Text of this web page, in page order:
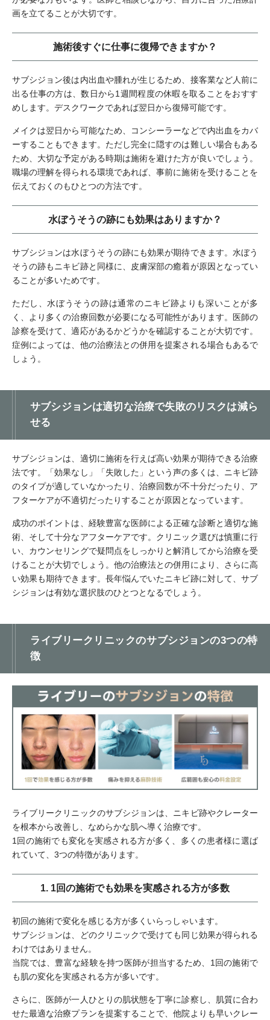
画を立てることが大切です。
施術後すぐに仕事に復帰できますか？
サブシジョン後は内出血や腫れが生じるため、接客業など人前に
出る仕事の方は、数日から1週間程度の休暇を取ることをおすす
めします。デスクワークであれば翌日から復帰可能です。
メイクは翌日から可能なため、コンシーラーなどで内出血をカバ
ーすることもできます。ただし完全に隠すのは難しい場合もある
ため、大切な予定がある時期は施術を避けた方が良いでしょう。
職場の理解を得られる環境であれば、事前に施術を受けることを
伝えておくのもひとつの方法です。
水ぼうそうの跡にも効果はありますか？
サブシジョンは水ぼうそうの跡にも効果が期待できます。水ぼう
そうの跡もニキビ跡と同様に、皮膚深部の癒着が原因となってい
ることが多いためです。
ただし、水ぼうそうの跡は通常のニキビ跡よりも深いことが多
く、より多くの治療回数が必要になる可能性があります。医師の
診察を受けて、適応があるかどうかを確認することが大切です。
症例によっては、他の治療法との併用を提案される場合もあるで
しょう。
サブシジョンは適切な治療で失敗のリスクは減ら
せる
サブシジョンは、適切に施術を行えば高い効果が期待できる治療
法です。「効果なし」「失敗した」という声の多くは、ニキビ跡
のタイプが適していなかったり、治療回数が不十分だったり、ア
フターケアが不適切だったりすることが原因となっています。
成功のポイントは、経験豊富な医師による正確な診断と適切な施
術、そして十分なアフターケアです。クリニック選びは慎重に行
い、カウンセリングで疑問点をしっかりと解消してから治療を受
けることが大切でしょう。他の治療法との併用により、さらに高
い効果も期待できます。長年悩んでいたニキビ跡に対して、サブ
シジョンは有効な選択肢のひとつとなるでしょう。
ライブリークリニックのサブシジョンの3つの特
徴
ライブリークリニックのサブシジョンは、ニキビ跡やクレーター
を根本から改善し、なめらかな肌へ導く治療です。
1回の施術でも変化を実感される方が多く、多くの患者様に選ば
れていて、3つの特徴があります。
1. 1回の施術でも効果を実感される方が多数
初回の施術で変化を感じる方が多くいらっしゃいます。
サブシジョンは、どのクリニックで受けても同じ効果が得られる
わけではありません。
当院では、豊富な経験を持つ医師が担当するため、1回の施術で
も肌の変化を実感される方が多いです。
さらに、医師が一人ひとりの肌状態を丁寧に診察し、肌質に合わ
せた最適な治療プランを提案することで、他院よりも早いクレー